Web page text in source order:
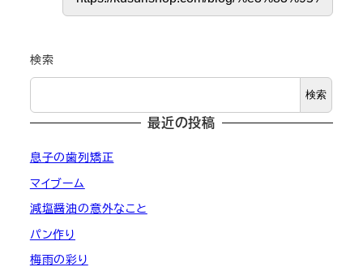
検索
検索
最近の投稿
息子の歯列矯正
マイブーム
減塩醤油の意外なこと
パン作り
梅雨の彩り